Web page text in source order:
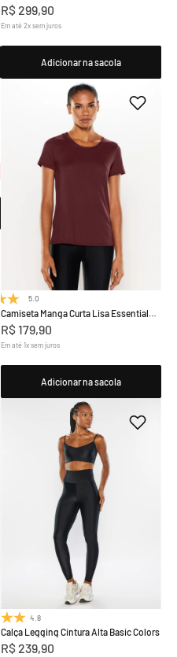
R$299,90
Em até2xsem juros
Adicionar na sacola
5.0
Camiseta Manga Curta Lisa Essentials
Colors
R$179,90
Em até1xsem juros
Adicionar na sacola
4.8
Calça Legging Cintura Alta Basic Colors
R$239,90